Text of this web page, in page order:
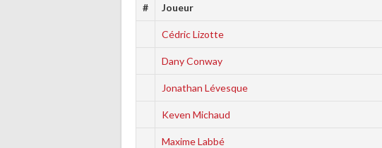
# Joueur
Cédric Lizotte
Dany Conway
Jonathan Lévesque
Keven Michaud
Maxime Labbé